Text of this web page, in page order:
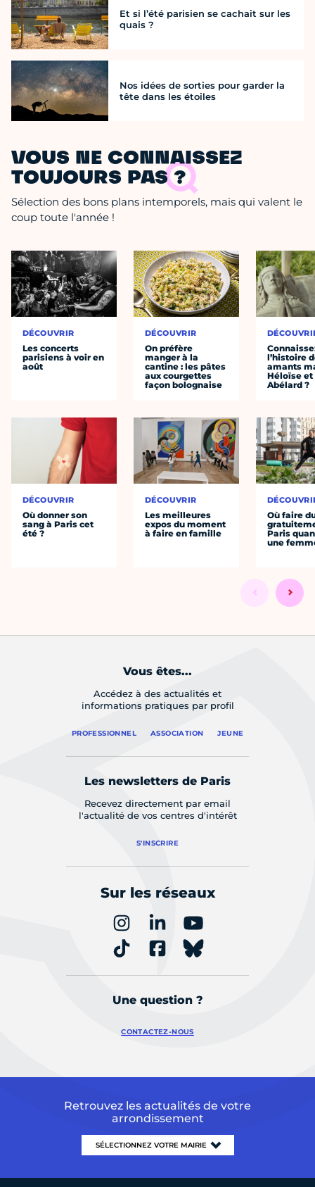
Et si l’été parisien se cachait sur les
quais ?
Nos idées de sorties pour garder la
tête dans les étoiles
VOUS NE CONNAISSEZ
TOUJOURS PAS ?
Sélection des bons plans intemporels, mais qui valent le
coup toute l'année !
DÉCOUVRIR
Les concerts
parisiens à voir en
août
DÉCOUVRIR
Où donner son
sang à Paris cet
été ?
DÉCOUVRIR
On préfère
manger à la
cantine : les pâtes
aux courgettes
façon bolognaise
DÉCOUVRIR
Les meilleures
expos du moment
à faire en famille
l’histoire
amants
Héloïse et
Abélard ?
Où faire
Paris
une
Vous êtes...
Accédez à des actualités et
informations pratiques par profil
PROFESSIONNEL ASSOCIATION JEUNE
Les newsletters de Paris
Recevez directement par email
l'actualité de vos centres d'intérêt
S'INSCRIRE
Sur les réseaux
Une question ?
CONTACTEZ-NOUS
Retrouvez les actualités de votre
arrondissement